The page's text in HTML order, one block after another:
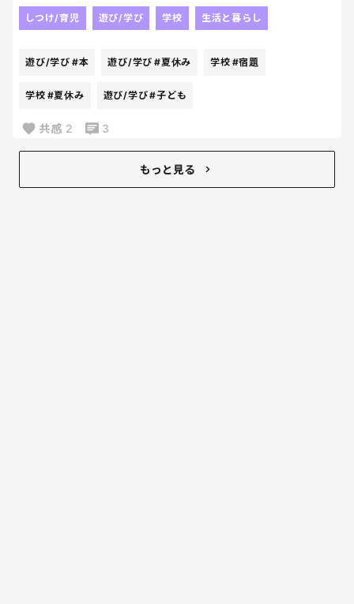
思うんだけど、
んだけど😂
みんなのお子さんはコツコツやるタイプ？
それとも最後に追い込むタイプ？
しつけ/育児 遊び/学び 学校 生活と暮らし
遊び/学び #本 遊び/学び #夏休み 学校 #宿題
学校 #夏休み 遊び/学び#子ども
共感 2 3
もっと見る